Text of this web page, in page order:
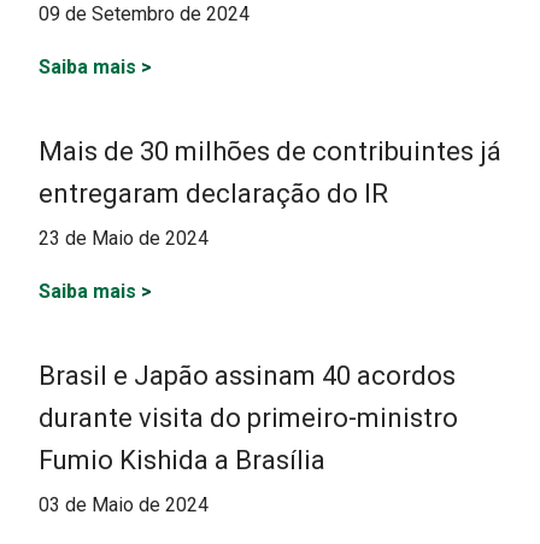
09 de Setembro de 2024
Saiba mais >
Mais de 30 milhões de contribuintes já
entregaram declaração do IR
23 de Maio de 2024
Saiba mais >
Brasil e Japão assinam 40 acordos
durante visita do primeiro-ministro
Fumio Kishida a Brasília
03 de Maio de 2024